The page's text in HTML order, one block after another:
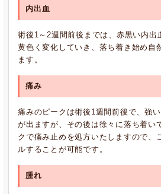
内出血
術後1～2週間前後までは、赤黒い内出
黄色く変化していき、落ち着き始め自
ます。
痛み
痛みのピークは術後1週間前後で、強
が出ますが、その後は徐々に落ち着い
クで痛み止めを処方いたしますので、
ルすることが可能です。
腫れ